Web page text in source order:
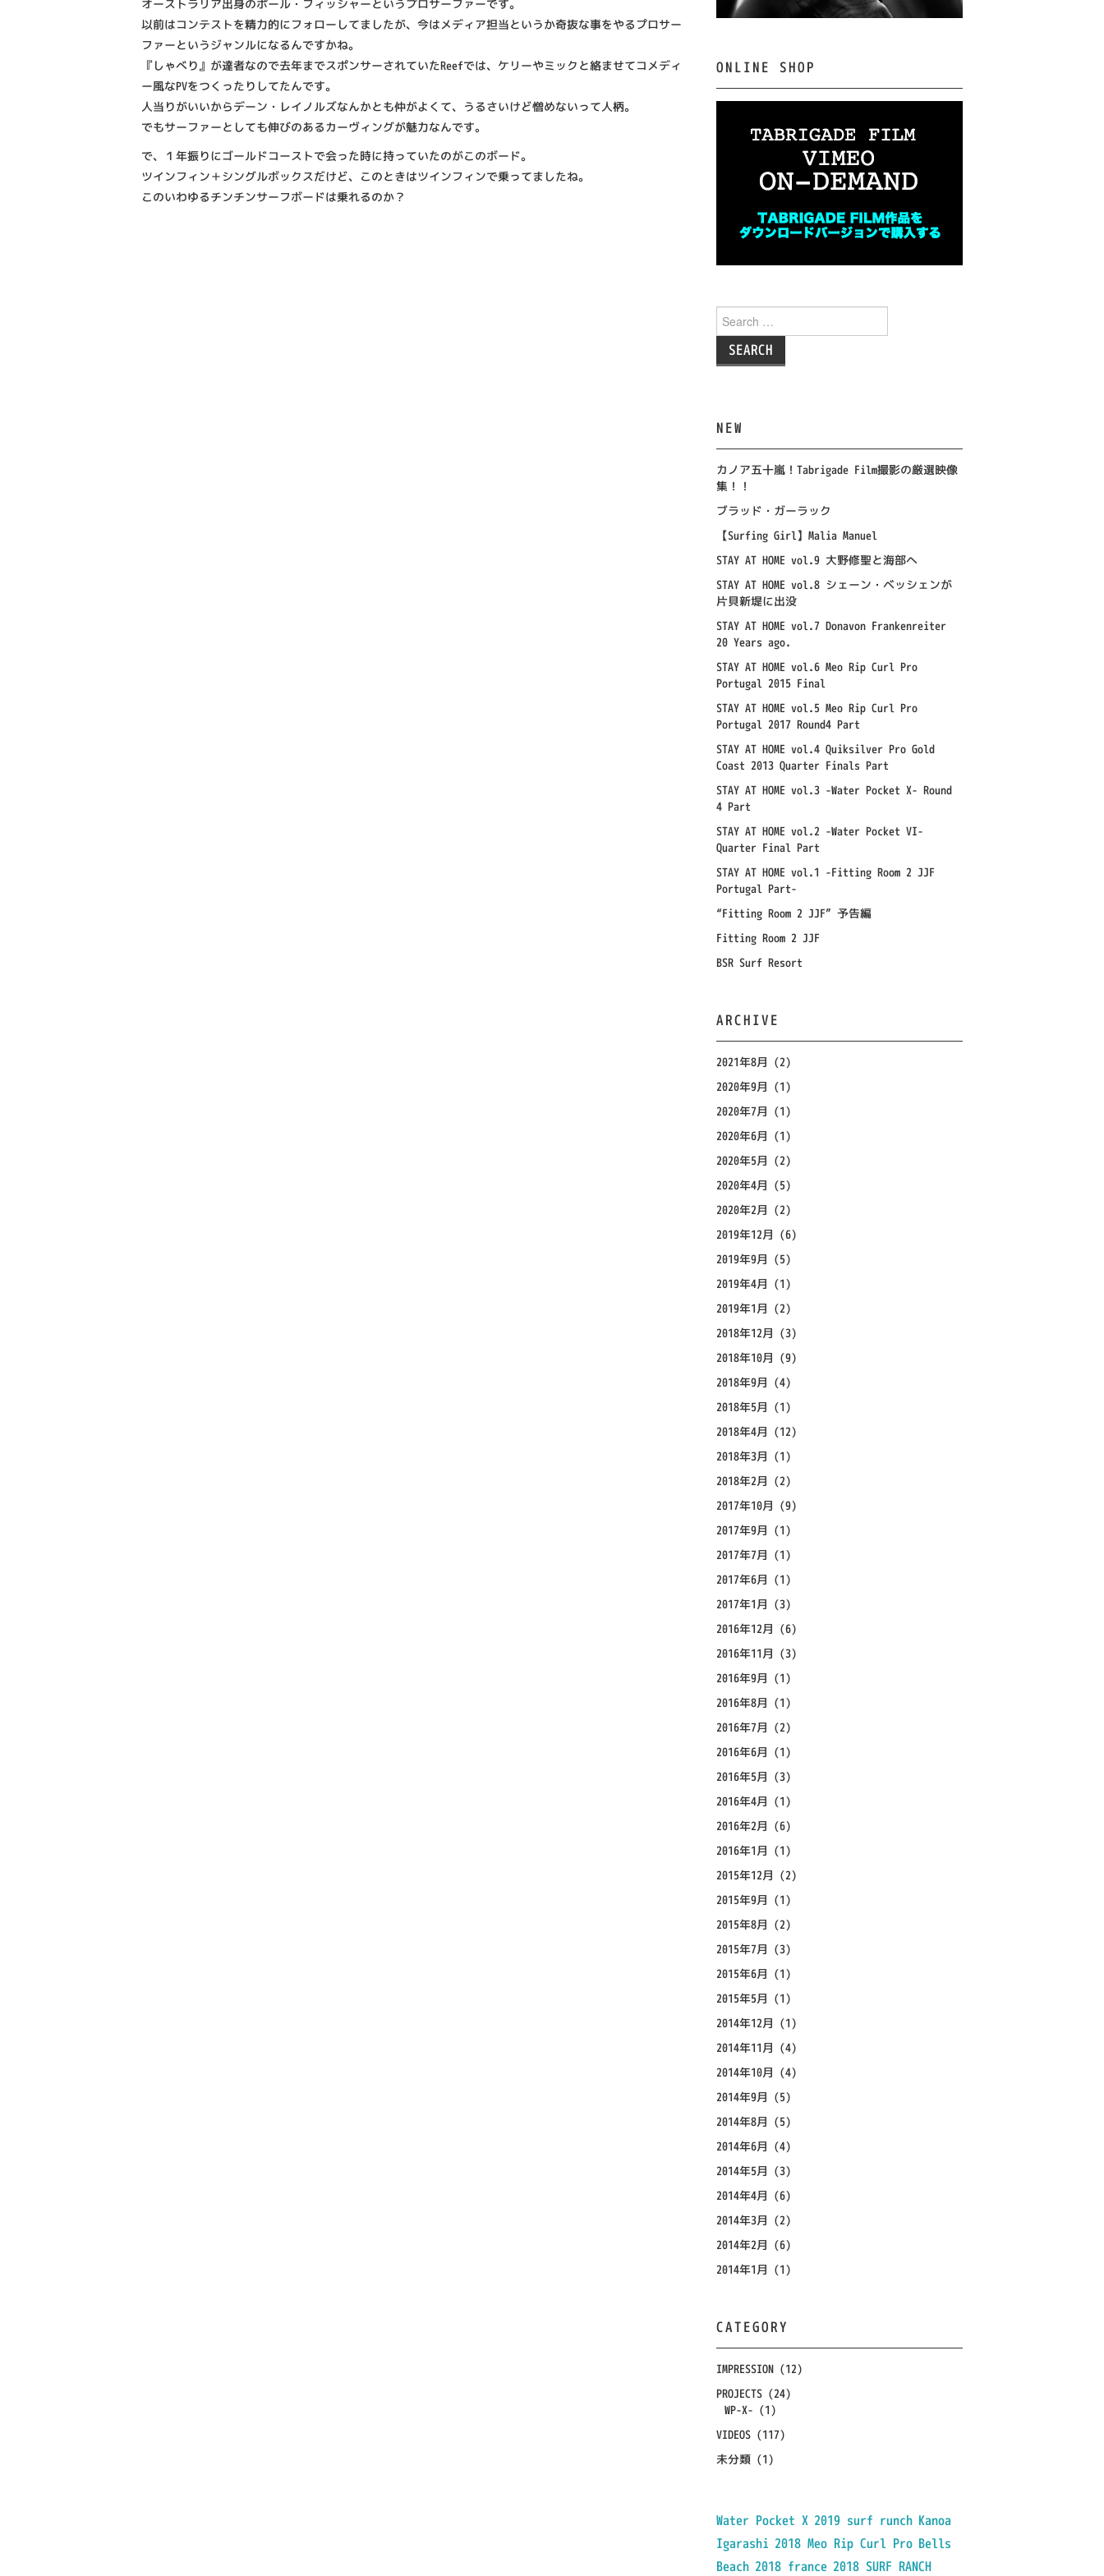
オーストラリア出身のポール・フィッシャーというプロサーファーです。
以前はコンテストを精力的にフォローしてましたが、今はメディア担当というか奇抜な事をやるプロサー
ファーというジャンルになるんですかね。
『しゃべり』が達者なので去年までスポンサーされていたReefでは、ケリーやミックと絡ませてコメディ
ー風なPVをつくったりしてたんです。
人当りがいいからデーン・レイノルズなんかとも仲がよくて、うるさいけど憎めないって人柄。
でもサーファーとしても伸びのあるカーヴィングが魅力なんです。
で、１年振りにゴールドコーストで会った時に持っていたのがこのボード。
ツインフィン＋シングルボックスだけど、このときはツインフィンで乗ってましたね。
このいわゆるチンチンサーフボードは乗れるのか？
ONLINE SHOP
Search
for:
NEW
カノア五十嵐！Tabrigade Film撮影の厳選映像
集！！
ブラッド・ガーラック
【Surfing Girl】Malia Manuel
STAY AT HOME vol.9 大野修聖と海部へ
STAY AT HOME vol.8 シェーン・ベッシェンが
片貝新堤に出没
STAY AT HOME vol.7 Donavon Frankenreiter
20 Years ago.
STAY AT HOME vol.6 Meo Rip Curl Pro
Portugal 2015 Final
STAY AT HOME vol.5 Meo Rip Curl Pro
Portugal 2017 Round4 Part
STAY AT HOME vol.4 Quiksilver Pro Gold
Coast 2013 Quarter Finals Part
STAY AT HOME vol.3 -Water Pocket X- Round
4 Part
STAY AT HOME vol.2 -Water Pocket VI-
Quarter Final Part
STAY AT HOME vol.1 -Fitting Room 2 JJF
Portugal Part-
“Fitting Room 2 JJF” 予告編
Fitting Room 2 JJF
BSR Surf Resort
ARCHIVE
2021年8月 (2)
2020年9月 (1)
2020年7月 (1)
2020年6月 (1)
2020年5月 (2)
2020年4月 (5)
2020年2月 (2)
2019年12月 (6)
2019年9月 (5)
2019年4月 (1)
2019年1月 (2)
2018年12月 (3)
2018年10月 (9)
2018年9月 (4)
2018年5月 (1)
2018年4月 (12)
2018年3月 (1)
2018年2月 (2)
2017年10月 (9)
2017年9月 (1)
2017年7月 (1)
2017年6月 (1)
2017年1月 (3)
2016年12月 (6)
2016年11月 (3)
2016年9月 (1)
2016年8月 (1)
2016年7月 (2)
2016年6月 (1)
2016年5月 (3)
2016年4月 (1)
2016年2月 (6)
2016年1月 (1)
2015年12月 (2)
2015年9月 (1)
2015年8月 (2)
2015年7月 (3)
2015年6月 (1)
2015年5月 (1)
2014年12月 (1)
2014年11月 (4)
2014年10月 (4)
2014年9月 (5)
2014年8月 (5)
2014年6月 (4)
2014年5月 (3)
2014年4月 (6)
2014年3月 (2)
2014年2月 (6)
2014年1月 (1)
CATEGORY
IMPRESSION (12)
PROJECTS (24)
WP-X- (1)
VIDEOS (117)
未分類 (1)
Water Pocket X 2019 surf runch Kanoa
Igarashi 2018 Meo Rip Curl Pro Bells
Beach 2018 france 2018 SURF RANCH